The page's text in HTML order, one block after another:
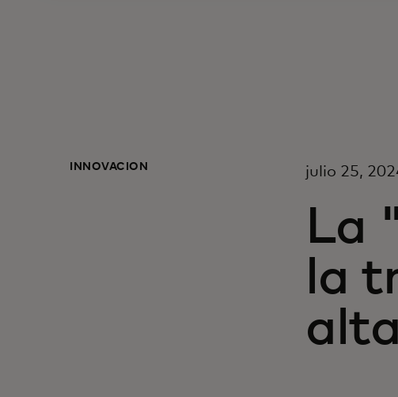
INNOVACIÓN julio 25,
La
la